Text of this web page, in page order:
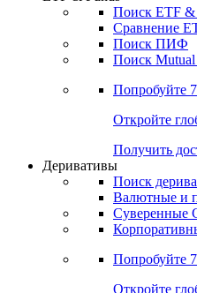
Откройте
Получить
ETF & Funds
Поиск ETF &
Сравнение
Поиск ПИФ
Поиск Mutual
Попробуйте
Откройте
Получить
Деривативы
Поиск
Валютные и
Суверенные